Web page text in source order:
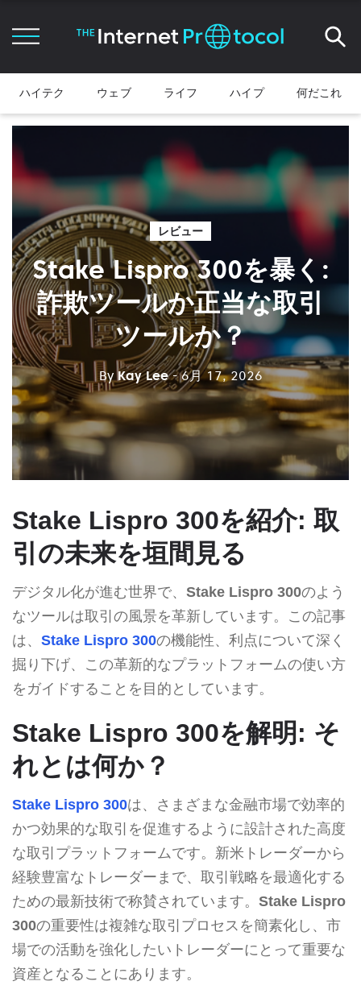
ハイテク ウェブ ライフ ハイプ 何だこれ
レビュー
Stake Lispro 300を暴く:
詐欺ツールか正当な取引
ツールか？
ByKay Lee - 6月 17, 2026
Stake Lispro 300を紹介: 取
引の未来を垣間見る
デジタル化が進む世界で、 Stake Lispro 300のよう
なツールは取引の風景を革新しています。この記事
は、 Stake Lispro 300の機能性、利点について深く
掘り下げ、この革新的なプラットフォームの使い方
をガイドすることを目的としています。
Stake Lispro 300を解明: そ
れとは何か？
Stake Lispro 300は、さまざまな金融市場で効率的
かつ効果的な取引を促進するように設計された高度
な取引プラットフォームです。新米トレーダーから
経験豊富なトレーダーまで、取引戦略を最適化する
ための最新技術で称賛されています。 Stake Lispro
300の重要性は複雑な取引プロセスを簡素化し、市
場での活動を強化したいトレーダーにとって重要な
資産となることにあります。